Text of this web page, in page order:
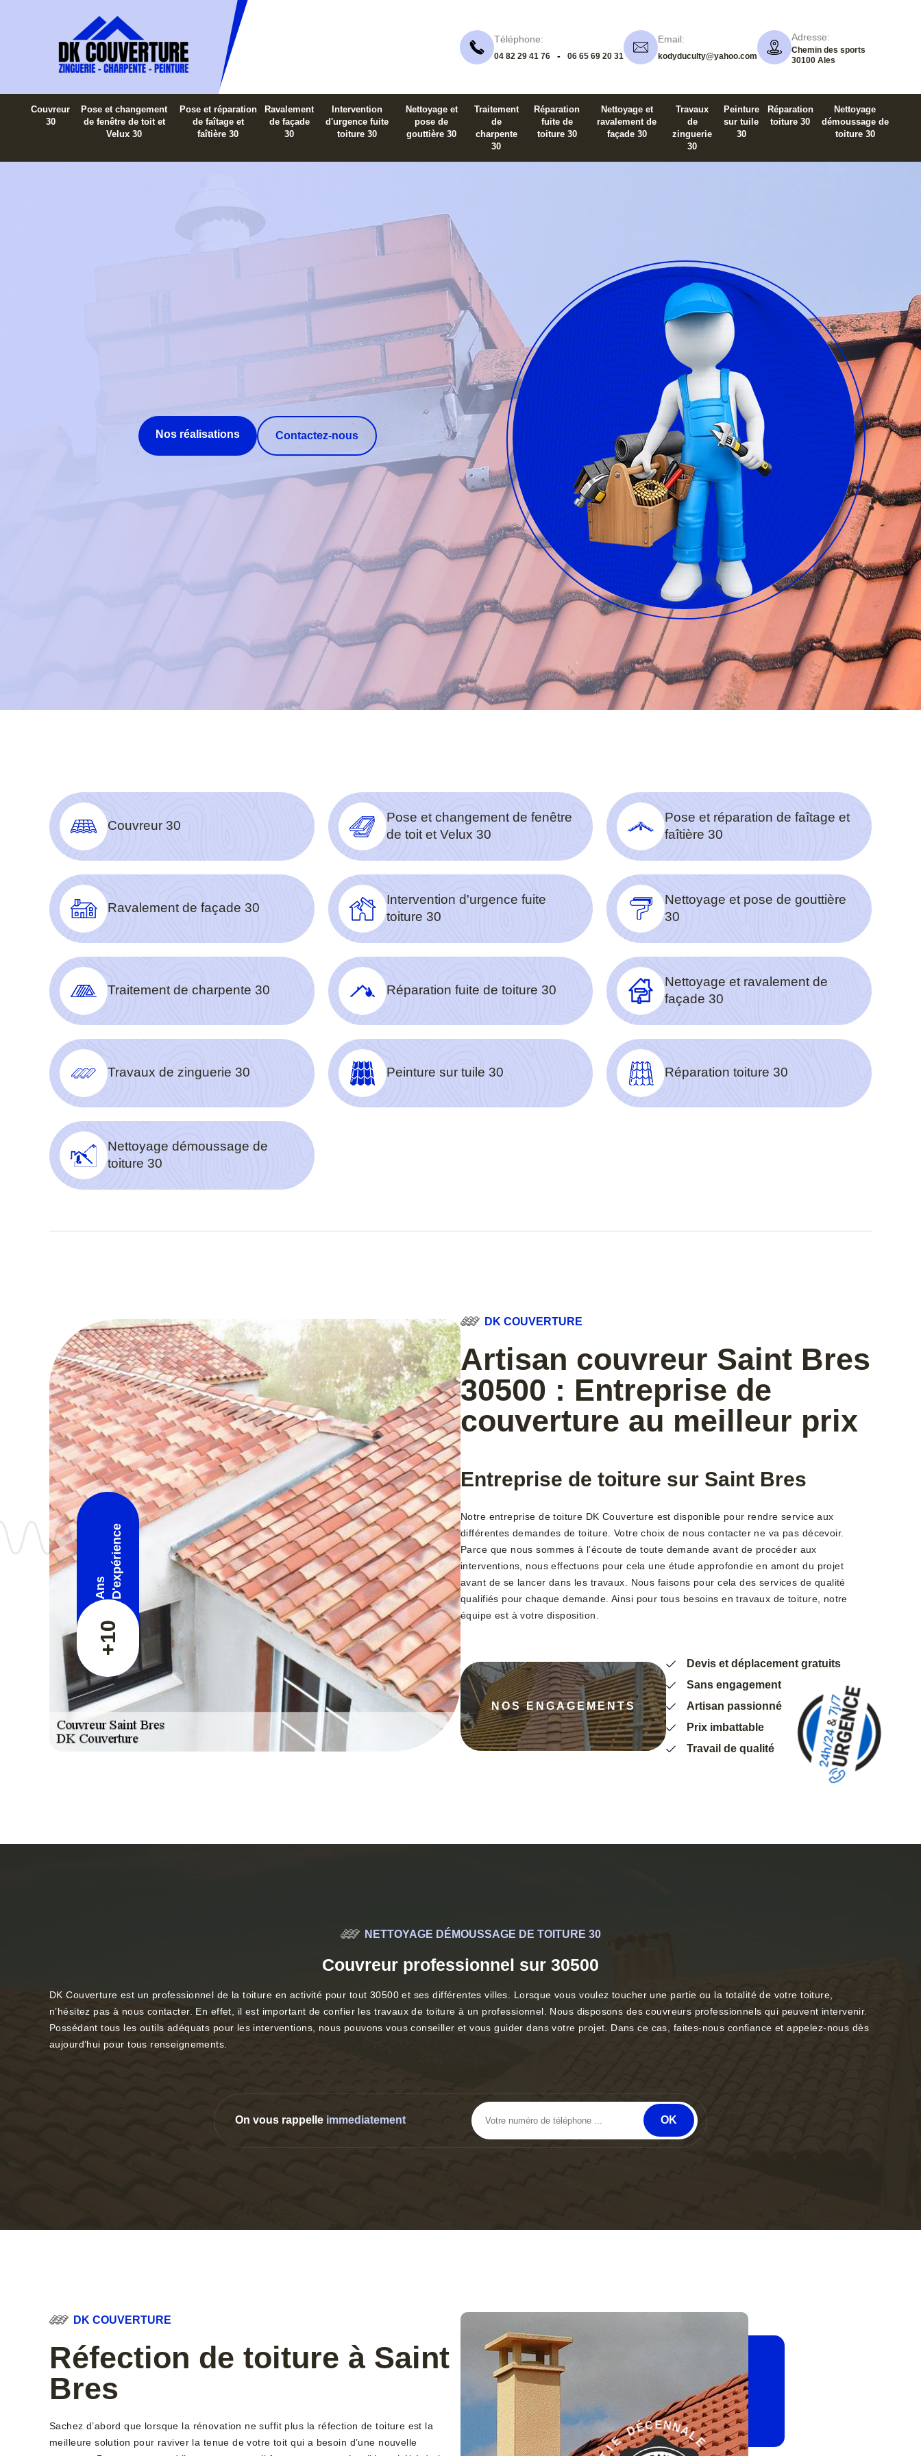
Téléphone:
04 82 29 41 76 - 06 65 69 20 31
Email:
kodyduculty@yahoo.com
Adresse:
Chemin des sports
30100 Ales
Couvreur
30
Pose et changement
de fenêtre de toit et
Velux 30
Pose et réparation
de faîtage et
faîtière 30
Ravalement
de façade
30
Intervention
d'urgence fuite
toiture 30
Nettoyage et
pose de
gouttière 30
Traitement
de
charpente
30
Réparation
fuite de
toiture 30
Nettoyage et
ravalement de
façade 30
Travaux
de
zinguerie
30
Peinture
sur tuile
30
Réparation
toiture 30
Nettoyage
démoussage de
toiture 30
Nos réalisations Contactez-nous
Couvreur 30
Pose et changement de fenêtre
de toit et Velux 30
Pose et réparation de faîtage et
faîtière 30
Ravalement de façade 30
Intervention d'urgence fuite
toiture 30
Nettoyage et pose de gouttière
30
Traitement de charpente 30 Réparation fuite de toiture 30
Nettoyage et ravalement de
façade 30
Travaux de zinguerie 30 Peinture sur tuile 30 Réparation toiture 30
Nettoyage démoussage de
toiture 30
+10
Ans D'expérience
DK COUVERTURE
Artisan couvreur Saint Bres
30500 : Entreprise de
couverture au meilleur prix
Entreprise de toiture sur Saint Bres
Notre entreprise de toiture DK Couverture est disponible pour rendre service aux
différentes demandes de toiture. Votre choix de nous contacter ne va pas décevoir.
Parce que nous sommes à l’écoute de toute demande avant de procéder aux
interventions, nous effectuons pour cela une étude approfondie en amont du projet
avant de se lancer dans les travaux. Nous faisons pour cela des services de qualité
qualifiés pour chaque demande. Ainsi pour tous besoins en travaux de toiture, notre
équipe est à votre disposition.
NOS ENGAGEMENTS
Devis et déplacement gratuits
Sans engagement
Artisan passionné
Prix imbattable
Travail de qualité
NETTOYAGE DÉMOUSSAGE DE TOITURE 30
Couvreur professionnel sur 30500
DK Couverture est un professionnel de la toiture en activité pour tout 30500 et ses différentes villes. Lorsque vous voulez toucher une partie ou la totalité de votre toiture,
n’hésitez pas à nous contacter. En effet, il est important de confier les travaux de toiture à un professionnel. Nous disposons des couvreurs professionnels qui peuvent intervenir.
Possédant tous les outils adéquats pour les interventions, nous pouvons vous conseiller et vous guider dans votre projet. Dans ce cas, faites-nous confiance et appelez-nous dès
aujourd’hui pour tous renseignements.
On vous rappelle immediatement
DK COUVERTURE
Réfection de toiture à Saint
Bres
Sachez d’abord que lorsque la rénovation ne suffit plus la réfection de toiture est la
meilleure solution pour raviver la tenue de votre toit qui a besoin d’une nouvelle
E
NNALE - GARA